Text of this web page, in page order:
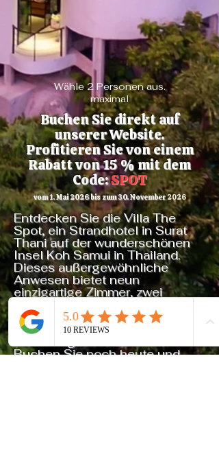
Wähle 2 Personen aus.
maximal
Buchen Sie direkt auf
unserer Website.
Profitieren Sie von einem
Rabatt von 15 % mit dem
Code:SPOT
vom 1. Mai 2026 bis zum 30. November2026
Entdecken Sie die Villa The
Spot, ein Strandhotel in Surat
Thani auf der wunderschönen
Insel Koh Samui in Thailand.
Dieses außergewöhnliche
Anwesen bietet neun
einzigartige Zimmer, zwei
tropischen Garten für ein
luxuriöses und dennoch
Buchen Sie noch heute und